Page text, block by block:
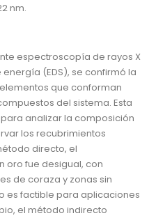
nm.
espectroscopía de rayos X
(EDS), se confirmó la
que conforman
del sistema. Esta
analizar la composición
los recubrimientos
directo, el
oro fue desigual, con
de coraza y zonas sin
es factible para aplicaciones
el método indirecto